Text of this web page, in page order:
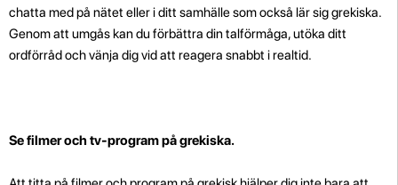
chatta med på nätet eller i ditt samhälle som också lär sig grekiska.
Genom att umgås kan du förbättra din talförmåga, utöka ditt
ordförråd och vänja dig vid att reagera snabbt i realtid.
Se filmer och tv-program på grekiska.